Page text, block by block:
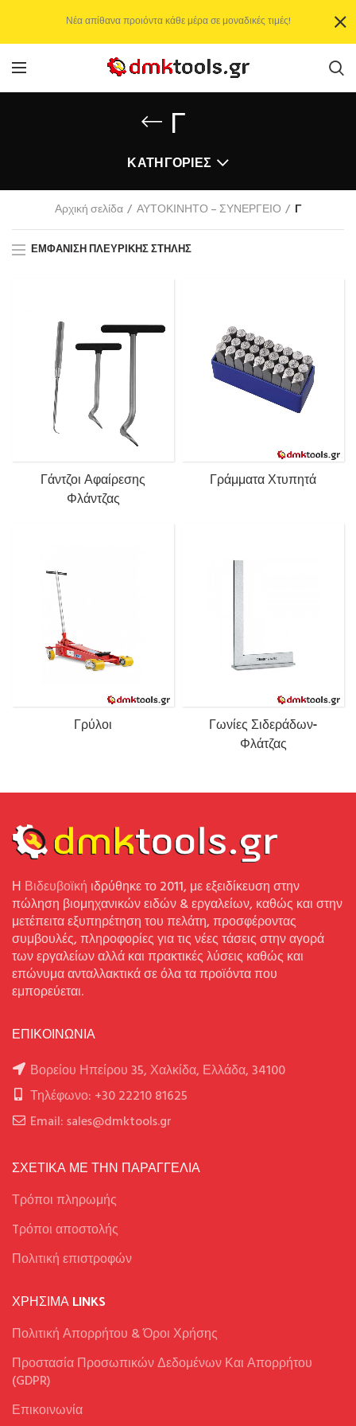
Γ
ΚΑΤΗΓΟΡΊΕΣ
Αρχική σελίδα ΑΥΤΟΚΙΝΗΤΟ – ΣΥΝΕΡΓΕΙΟ Γ
ΕΜΦΆΝΙΣΗ ΠΛΕΥΡΙΚΉΣ ΣΤΉΛΗΣ
Γάντζοι Αφαίρεσης
Φλάντζας
Γράμματα Χτυπητά
Γρύλοι
Γωνίες Σιδεράδων-
Φλάτζας
Η Βιδευβοϊκή ιδρύθηκε το 2011, με εξειδίκευση στην
πώληση βιομηχανικών ειδών & εργαλείων, καθώς και στην
μετέπειτα εξυπηρέτηση του πελάτη, προσφέροντας
συμβουλές, πληροφορίες για τις νέες τάσεις στην αγορά
των εργαλείων αλλά και πρακτικές λύσεις καθώς και
επώνυμα ανταλλακτικά σε όλα τα προϊόντα που
εμπορεύεται.
ΕΠΙΚΟΙΝΩΝΙΑ
Βορείου Ηπείρου 35, Χαλκίδα, Ελλάδα, 34100
Τηλέφωνο: +30 22210 81625
Email: sales@dmktools.gr
ΣΧΕΤΙΚΑ ΜΕ ΤΗΝ ΠΑΡΑΓΓΕΛΙΑ
Τρόποι πληρωμής
Tρόποι αποστολής
Πολιτική επιστροφών
ΧΡΉΣΙΜΑ LINKS
Πολιτική Απορρήτου & Όροι Χρήσης
Προστασία Προσωπικών Δεδομένων Και Απορρήτου
(GDPR)
Επικοινωνία
Νέα απίθανα προιόντα κάθε μέρα σε μοναδικές τιμές!